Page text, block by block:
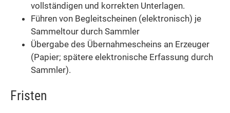
vollständigen und korrekten Unterlagen.
Führen von Begleitscheinen (elektronisch) je
Sammeltour durch Sammler
Übergabe des Übernahmescheins an Erzeuger
(Papier; spätere elektronische Erfassung durch
Sammler).
Fristen